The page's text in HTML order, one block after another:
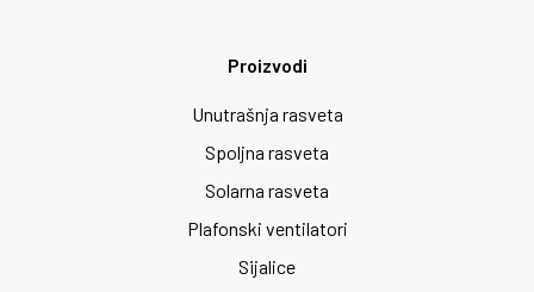
Proizvodi
Unutrašnja rasveta
Spoljna rasveta
Solarna rasveta
Plafonski ventilatori
Sijalice